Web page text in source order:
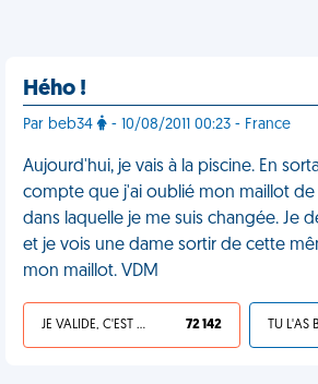
Hého !
Par beb34 - 10/08/2011 00:23 - France
Aujourd'hui, je vais à la piscine. En
compte que j'ai oublié mon maillot de
dans laquelle je me suis changée. Je
et je vois une dame sortir de cette
mon maillot. VDM
JE VALIDE, C'EST UNE VDM 72 142